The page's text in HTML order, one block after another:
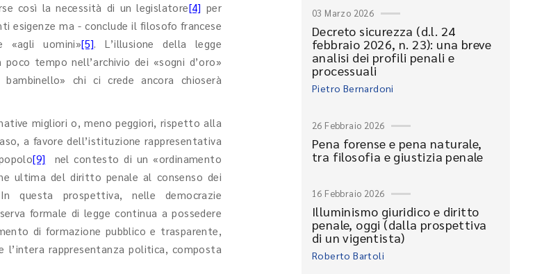
così la necessità di un legislatore[4] per
esigenze ma - conclude il filosofo francese
uomini»[5]. L’illusione della legge
tempo nell’archivio dei «sogni d’oro»
chi ci crede ancora chioserà
migliori o, meno peggiori, rispetto alla
a favore dell’istituzione rappresentativa
[9] nel contesto di un «ordinamento
ultima del diritto penale al consenso dei
questa prospettiva, nelle democrazie
formale di legge continua a possedere
di formazione pubblico e trasparente,
l’intera rappresentanza politica, composta
03 Marzo 2026
Decreto sicurezza (d.l. 24
febbraio 2026, n. 23): una breve
analisi dei profili penali e
processuali
Pietro Bernardoni
26 Febbraio 2026
Pena forense e pena naturale,
tra filosofia e giustizia penale
16 Febbraio 2026
Illuminismo giuridico e diritto
penale, oggi (dalla prospettiva
di un vigentista)
Roberto Bartoli